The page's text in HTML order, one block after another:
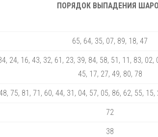
ПОРЯДОК ВЫПАДЕНИЯ
65, 64, 35, 07, 89, 18, 47
24, 16, 43, 32, 61, 23, 39, 84, 58, 51, 11, 83, 02,
45, 17, 27, 49, 80, 78
75, 81, 71, 60, 44, 31, 04, 57, 05, 86, 62, 55,
72
38